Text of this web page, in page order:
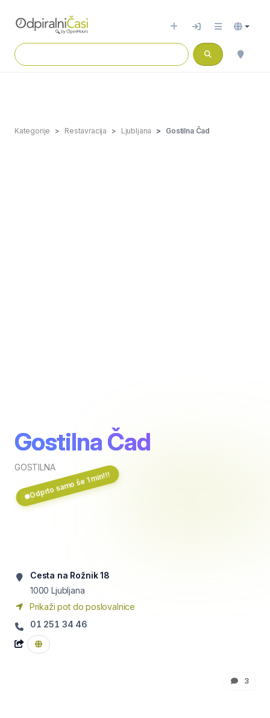
Kategorije Restavracija Ljubljana Gostilna Čad
Gostilna Čad
GOSTILNA
Odprto samo še 1 min!!!
Cesta na Rožnik 18
1000 Ljubljana
Prikaži pot do poslovalnice
01 251 34 46
3